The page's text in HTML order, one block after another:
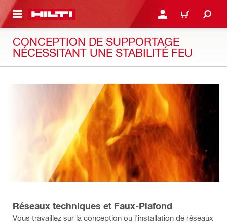
SE CONNECTER OU
PANIER
CONCEPTION DE SUPPORTAGE
NÉCESSITANT UNE STABILITÉ FEU
Réseaux techniques et Faux-Plafond
Vous travaillez sur la conception ou l'installation de réseaux